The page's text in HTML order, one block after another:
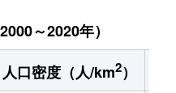
～2020年）
人口密度（人/km2）